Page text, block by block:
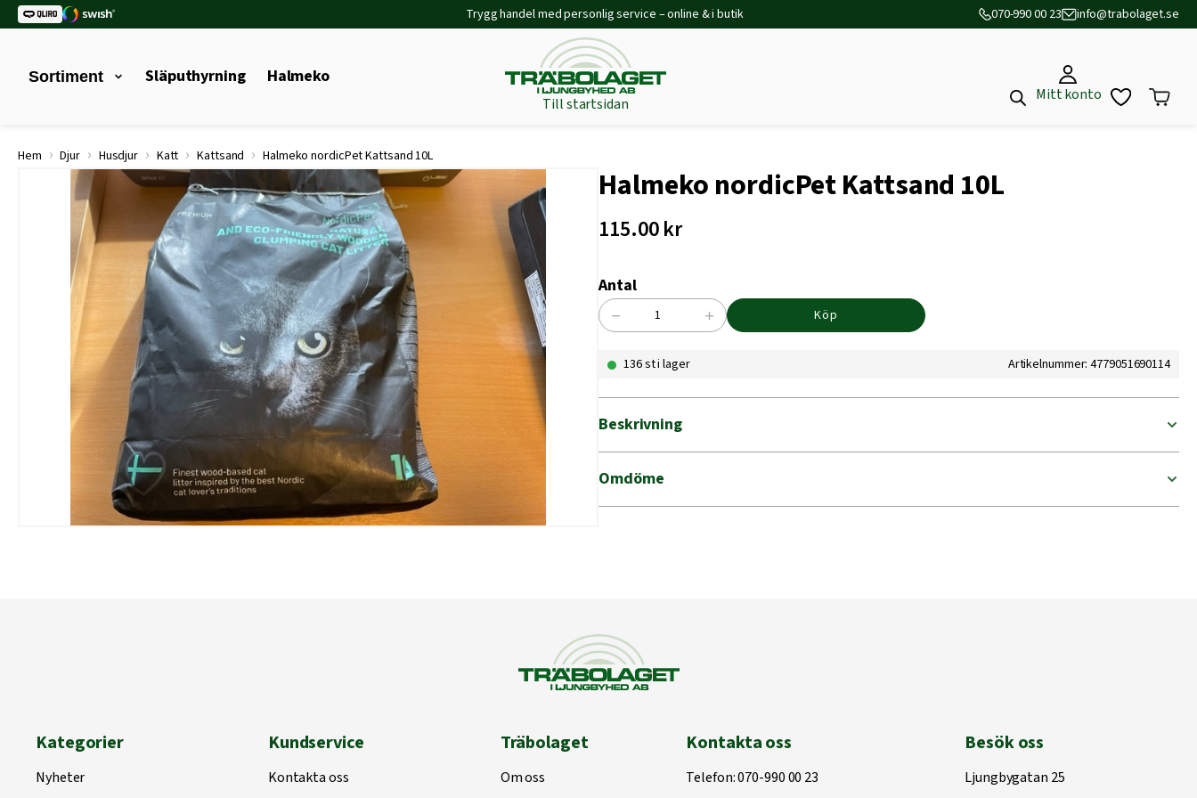
Trygg handel med personlig service – online & i butik 070-990 00 23 info@trabolaget.se
Sortiment Släputhyrning Halmeko
Till startsidan
Mitt konto
Hem › Djur › Husdjur › Katt › Kattsand › Halmeko nordicPet Kattsand 10L
Halmeko nordicPet Kattsand 10L
115.00kr
Antal
Halmeko
Kattsand
mängd
− + Köp
136 st i lager Artikelnummer: 4779051690114
Beskrivning
Omdöme
Kategorier
Nyheter
Kundservice
Kontakta oss
Träbolaget
Om oss
Kontakta oss
Telefon:070-990 00 23
Besök oss
Ljungbygatan 25